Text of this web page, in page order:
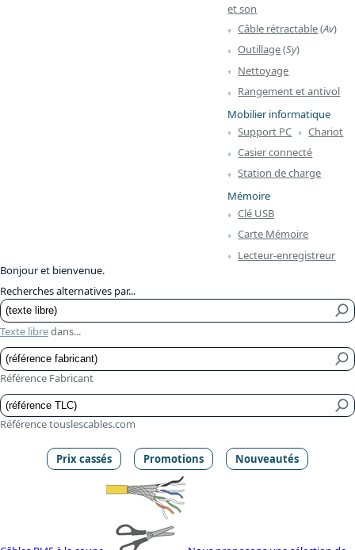
et son
Câble rétractable(Av)
Outillage(Sy)
Nettoyage
Rangement et antivol
Mobilier informatique
Support PC
Chariot
Casier connecté
Station de charge
Mémoire
Clé USB
Carte Mémoire
Lecteur-enregistreur
Bonjour et bienvenue.
Recherches alternatives par...
Texte libredans...
Référence Fabricant
Référence touslescables.com
Prix cassés Promotions Nouveautés